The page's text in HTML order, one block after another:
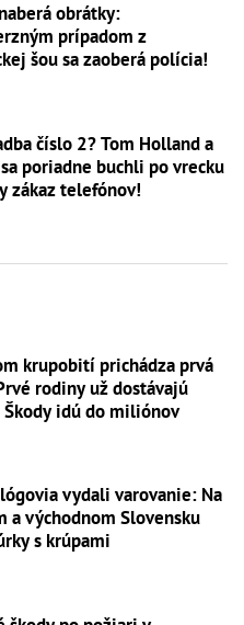
obrátky:
prípadom z
šou sa zaoberá polícia!
číslo 2? Tom Holland a
poriadne buchli po vrecku
zákaz telefónov!
krupobití prichádza prvá
rodiny už dostávajú
Škody idú do miliónov
vydali varovanie: Na
a východnom Slovensku
s krúpami